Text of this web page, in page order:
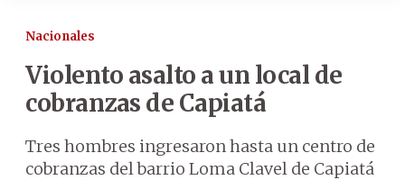
Nacionales
Violento asalto a un local de
cobranzas de Capiatá
Tres hombres ingresaron hasta un centro de
cobranzas del barrio Loma Clavel de Capiatá